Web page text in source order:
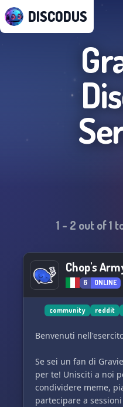
DISCODUS
1 - 2 out of1
Chop's
6 ONLINE
community reddit
Benvenuti
Se sei un fan di
per te! Unisciti a noi
condividere meme,
partecipare a